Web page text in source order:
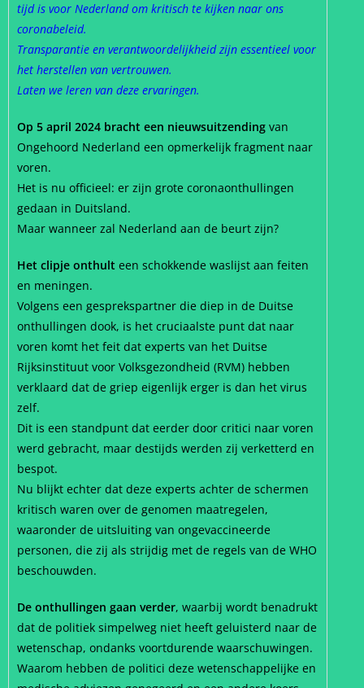
tijd is voor Nederland om kritisch te kijken naar ons
coronabeleid.
Transparantie en verantwoordelijkheid zijn essentieel voor
het herstellen van vertrouwen.
Laten we leren van deze ervaringen.
Op 5 april 2024 bracht een nieuwsuitzending van
Ongehoord Nederland een opmerkelijk fragment naar
voren.
Het is nu officieel: er zijn grote coronaonthullingen
gedaan in Duitsland.
Maar wanneer zal Nederland aan de beurt zijn?
Het clipje onthult een schokkende waslijst aan feiten
en meningen.
Volgens een gesprekspartner die diep in de Duitse
onthullingen dook, is het cruciaalste punt dat naar
voren komt het feit dat experts van het Duitse
Rijksinstituut voor Volksgezondheid (RVM) hebben
verklaard dat de griep eigenlijk erger is dan het virus
zelf.
Dit is een standpunt dat eerder door critici naar voren
werd gebracht, maar destijds werden zij verketterd en
bespot.
Nu blijkt echter dat deze experts achter de schermen
kritisch waren over de genomen maatregelen,
waaronder de uitsluiting van ongevaccineerde
personen, die zij als strijdig met de regels van de WHO
beschouwden.
De onthullingen gaan verder, waarbij wordt benadrukt
dat de politiek simpelweg niet heeft geluisterd naar de
wetenschap, ondanks voortdurende waarschuwingen.
Waarom hebben de politici deze wetenschappelijke en